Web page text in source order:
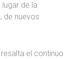
de la
de nuevos
el continuo